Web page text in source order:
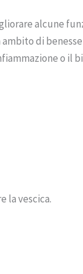
alcune
di
o il
la vescica.